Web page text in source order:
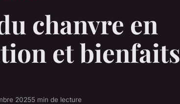
chanvre en
et bienfaits
20255 min de lecture